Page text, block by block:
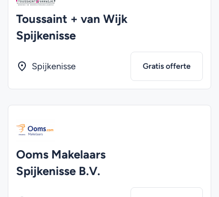
Toussaint + van Wijk
Spijkenisse
Spijkenisse Gratis offerte
Ooms Makelaars
Spijkenisse B.V.